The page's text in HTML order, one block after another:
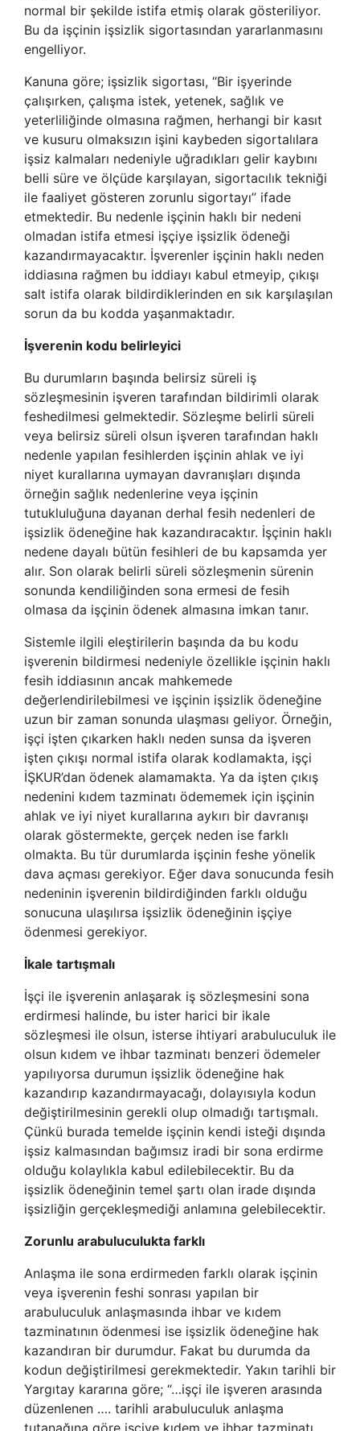
normal bir şekilde istifa etmiş olarak gösteriliyor.
Bu da işçinin işsizlik sigortasından yararlanmasını
engelliyor.
Kanuna göre; işsizlik sigortası, “Bir işyerinde
çalışırken, çalışma istek, yetenek, sağlık ve
yeterliliğinde olmasına rağmen, herhangi bir kasıt
ve kusuru olmaksızın işini kaybeden sigortalılara
işsiz kalmaları nedeniyle uğradıkları gelir kaybını
belli süre ve ölçüde karşılayan, sigortacılık tekniği
ile faaliyet gösteren zorunlu sigortayı” ifade
etmektedir. Bu nedenle işçinin haklı bir nedeni
olmadan istifa etmesi işçiye işsizlik ödeneği
kazandırmayacaktır. İşverenler işçinin haklı neden
iddiasına rağmen bu iddiayı kabul etmeyip, çıkışı
salt istifa olarak bildirdiklerinden en sık karşılaşılan
sorun da bu kodda yaşanmaktadır.
İşverenin kodu belirleyici
Bu durumların başında belirsiz süreli iş
sözleşmesinin işveren tarafından bildirimli olarak
feshedilmesi gelmektedir. Sözleşme belirli süreli
veya belirsiz süreli olsun işveren tarafından haklı
nedenle yapılan fesihlerden işçinin ahlak ve iyi
niyet kurallarına uymayan davranışları dışında
örneğin sağlık nedenlerine veya işçinin
tutukluluğuna dayanan derhal fesih nedenleri de
işsizlik ödeneğine hak kazandıracaktır. İşçinin haklı
nedene dayalı bütün fesihleri de bu kapsamda yer
alır. Son olarak belirli süreli sözleşmenin sürenin
sonunda kendiliğinden sona ermesi de fesih
olmasa da işçinin ödenek almasına imkan tanır.
Sistemle ilgili eleştirilerin başında da bu kodu
işverenin bildirmesi nedeniyle özellikle işçinin haklı
fesih iddiasının ancak mahkemede
değerlendirilebilmesi ve işçinin işsizlik ödeneğine
uzun bir zaman sonunda ulaşması geliyor. Örneğin,
işçi işten çıkarken haklı neden sunsa da işveren
işten çıkışı normal istifa olarak kodlamakta, işçi
İŞKUR’dan ödenek alamamakta. Ya da işten çıkış
nedenini kıdem tazminatı ödememek için işçinin
ahlak ve iyi niyet kurallarına aykırı bir davranışı
olarak göstermekte, gerçek neden ise farklı
olmakta. Bu tür durumlarda işçinin feshe yönelik
dava açması gerekiyor. Eğer dava sonucunda fesih
nedeninin işverenin bildirdiğinden farklı olduğu
sonucuna ulaşılırsa işsizlik ödeneğinin işçiye
ödenmesi gerekiyor.
İkale tartışmalı
İşçi ile işverenin anlaşarak iş sözleşmesini sona
erdirmesi halinde, bu ister harici bir ikale
sözleşmesi ile olsun, isterse ihtiyari arabuluculuk ile
olsun kıdem ve ihbar tazminatı benzeri ödemeler
yapılıyorsa durumun işsizlik ödeneğine hak
kazandırıp kazandırmayacağı, dolayısıyla kodun
değiştirilmesinin gerekli olup olmadığı tartışmalı.
Çünkü burada temelde işçinin kendi isteği dışında
işsiz kalmasından bağımsız iradi bir sona erdirme
olduğu kolaylıkla kabul edilebilecektir. Bu da
işsizlik ödeneğinin temel şartı olan irade dışında
işsizliğin gerçekleşmediği anlamına gelebilecektir.
Zorunlu arabuluculukta farklı
Anlaşma ile sona erdirmeden farklı olarak işçinin
veya işverenin feshi sonrası yapılan bir
arabuluculuk anlaşmasında ihbar ve kıdem
tazminatının ödenmesi ise işsizlik ödeneğine hak
kazandıran bir durumdur. Fakat bu durumda da
kodun değiştirilmesi gerekmektedir. Yakın tarihli bir
Yargıtay kararına göre; “…işçi ile işveren arasında
düzenlenen …. tarihli arabuluculuk anlaşma
tutanağına göre işçiye kıdem ve ihbar tazminatı